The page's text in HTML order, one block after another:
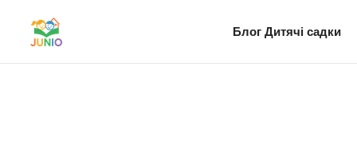
Блог Дитячі садки